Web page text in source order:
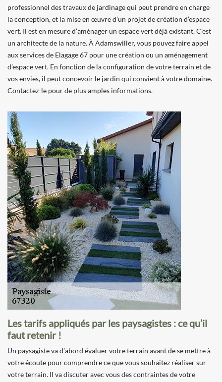
professionnel des travaux de jardinage qui peut prendre en charge
la conception, et la mise en œuvre d’un projet de création d’espace
vert. Il est en mesure d’aménager un espace vert déjà existant. C’est
un architecte de la nature. À Adamswiller, vous pouvez faire appel
aux services de Elagage 67 pour une création ou un aménagement
d’espace vert. En fonction de la configuration de votre terrain et de
vos envies, il peut concevoir le jardin qui convient à votre domaine.
Contactez-le pour de plus amples informations.
Les tarifs appliqués par les paysagistes : ce qu’il
faut retenir !
Un paysagiste va d’abord évaluer votre terrain avant de se mettre à
votre écoute pour comprendre ce que vous souhaitez réaliser sur
votre terrain. Il va discuter avec vous des contraintes de votre